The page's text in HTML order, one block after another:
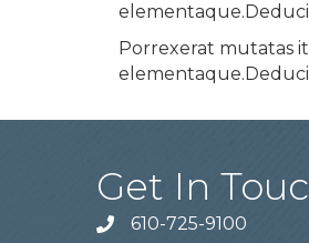
Porrexerat mutatas
Get In
phone610-725-9100